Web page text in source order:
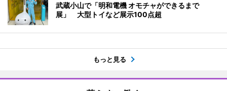
武蔵小山で「明和電機 オモチャができるまで
展」 大型トイなど展示100点超
もっと見る